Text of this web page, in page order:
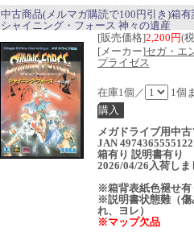
中古商品(メルマガ購読で100円引き)箱有
シャイニング・フォース 神々の遺産
[販売価格]2,200円(
[メーカー]セガ・エ
プライゼス
在庫1個／ 1個
メガドライブ用中
JAN 4974365555122
箱有り 説明書有り
2026/04/26入荷しま
※箱背表紙色褪せ有
※説明書状態難（傷
れ、ヨレ）
※マップ欠品